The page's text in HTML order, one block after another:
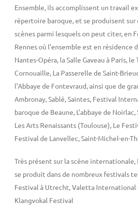
Ensemble, ils accomplissent un travail
répertoire baroque, et se produisent sur
scènes parmi lesquels on peut citer, en
Rennes où l’ensemble est en résidence
Nantes-Opéra, la Salle Gaveau à Paris, le
Cornouaille, La Passerelle de Saint-
l’Abbaye de Fontevraud, ainsi que de
Ambronay, Sablé, Saintes, Festival
baroque de Beaune, L’abbaye de
Les Arts Renaissants (Toulouse), Le
Festival de Lanvellec, Saint-Michel-en-
Très présent sur la scène internationale,
se produit dans de nombreux festivals
Festival à Utrecht, Valetta International
Klangvokal Festival